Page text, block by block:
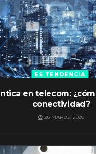
ES TENDENCIA
en telecom:
conectividad?
26 MARZO, 2026